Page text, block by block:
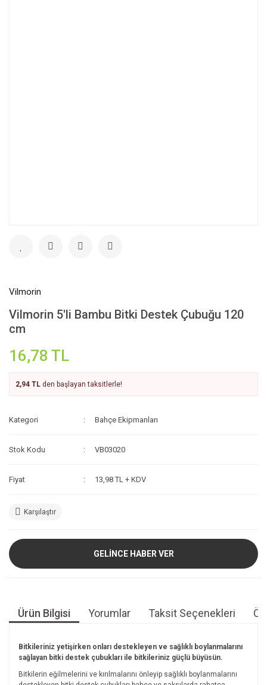
Vilmorin
Vilmorin 5'li Bambu Bitki Destek Çubuğu 120
cm
16,78 TL
2,94 TL den başlayan taksitlerle!
Kategori Bahçe Ekipmanları
Stok Kodu VB03020
Fiyat 13,98 TL + KDV
Karşılaştır
GELİNCE HABER VER
Ürün Bilgisi Yorumlar Taksit Seçenekleri
Bitkileriniz yetişirken onları destekleyen ve sağlıklı boylanmalarını
sağlayan bitki destek çubukları ile bitkileriniz güçlü büyüsün.
Bitkilerin eğilmelerini ve kırılmalarını önleyip sağlıklı boylanmalarını